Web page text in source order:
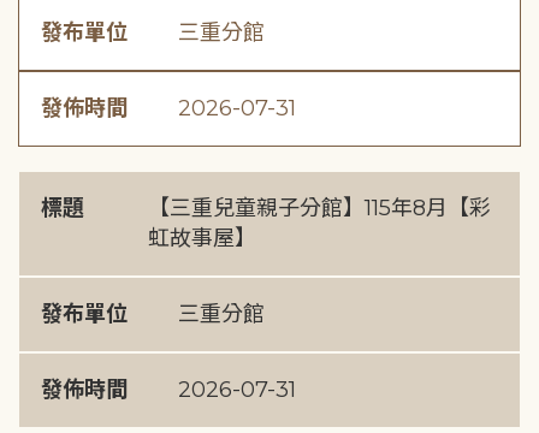
發布單位 三重分館
發佈時間 2026-07-31
標題
【三重兒童親子分館】115年8月【彩
虹故事屋】
發布單位 三重分館
發佈時間 2026-07-31